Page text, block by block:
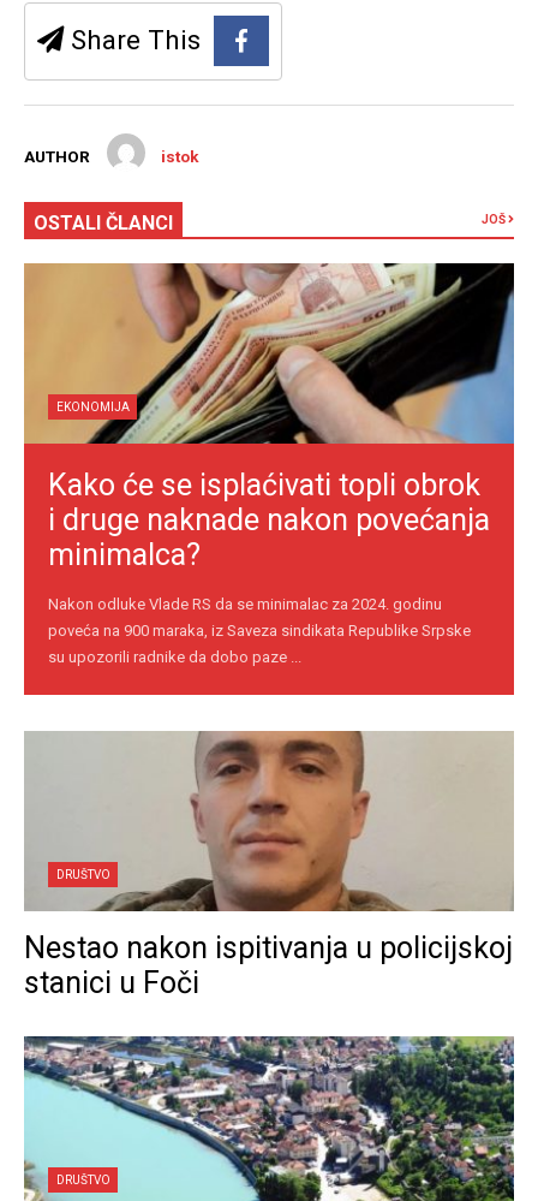
Share This
AUTHOR istok
OSTALI ČLANCI JOŠ
EKONOMIJA
Kako će se isplaćivati topli obrok
i druge naknade nakon povećanja
minimalca?
Nakon odluke Vlade RS da se minimalac za 2024. godinu
poveća na 900 maraka, iz Saveza sindikata Republike Srpske
su upozorili radnike da dobo paze ...
DRUŠTVO
Nestao nakon ispitivanja u policijskoj
stanici u Foči
DRUŠTVO